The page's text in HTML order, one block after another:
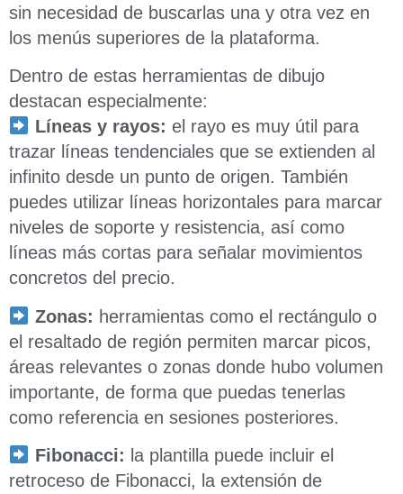
sin necesidad de buscarlas una y otra vez en
los menús superiores de la plataforma.
Dentro de estas herramientas de dibujo
destacan especialmente:
Líneas y rayos: el rayo es muy útil para
trazar líneas tendenciales que se extienden al
infinito desde un punto de origen. También
puedes utilizar líneas horizontales para marcar
niveles de soporte y resistencia, así como
líneas más cortas para señalar movimientos
concretos del precio.
Zonas: herramientas como el rectángulo o
el resaltado de región permiten marcar picos,
áreas relevantes o zonas donde hubo volumen
importante, de forma que puedas tenerlas
como referencia en sesiones posteriores.
Fibonacci: la plantilla puede incluir el
retroceso de Fibonacci, la extensión de